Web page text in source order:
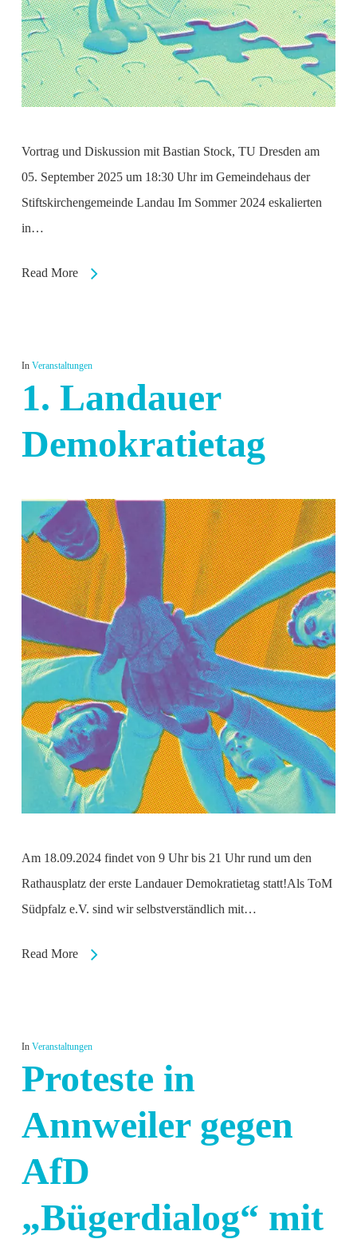
Vortrag und Diskussion mit Bastian Stock, TU Dresden am
05. September 2025 um 18:30 Uhr im Gemeindehaus der
Stiftskirchengemeinde Landau Im Sommer 2024 eskalierten
in…
Read More
In Veranstaltungen
1. Landauer
Demokratietag
Am 18.09.2024 findet von 9 Uhr bis 21 Uhr rund um den
Rathausplatz der erste Landauer Demokratietag statt!Als ToM
Südpfalz e.V. sind wir selbstverständlich mit…
Read More
In Veranstaltungen
Proteste in
Annweiler gegen
AfD
„Bügerdialog“ mit